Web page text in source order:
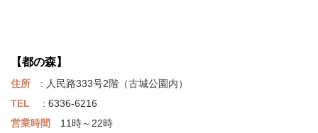
【都の森】
住所 : 人民路333号2階（古城公園内）
TEL
: 6336-6216
営業時間
11時～22時